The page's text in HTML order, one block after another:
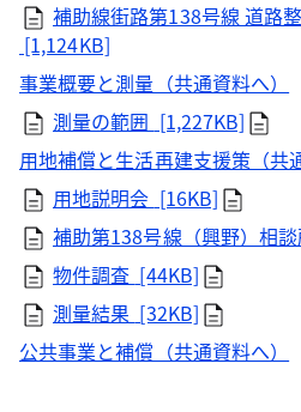
補助線街路第138号線 道路
[1,124KB]
事業概要と測量（共通資料へ）
測量の範囲 [1,227KB]
用地補償と生活再建支援策（共
用地説明会 [16KB]
補助第138号線（興野）相
物件調査 [44KB]
測量結果 [32KB]
公共事業と補償（共通資料へ）